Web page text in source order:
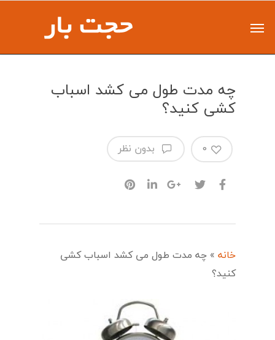
چه مدت طول می کشد اسباب
کشی کنید؟
بدون نظر 0
خانه » چه مدت طول می کشد اسباب کشی
کنید؟